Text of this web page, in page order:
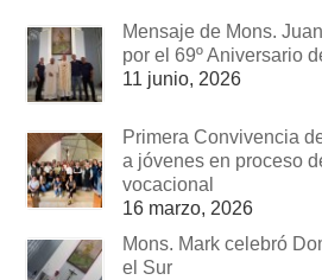
Mensaje de Mons.
por el 69º Aniversario
11 junio, 2026
Primera Convivencia
a jóvenes en proceso
vocacional
16 marzo, 2026
Mons. Mark celebró
el Sur